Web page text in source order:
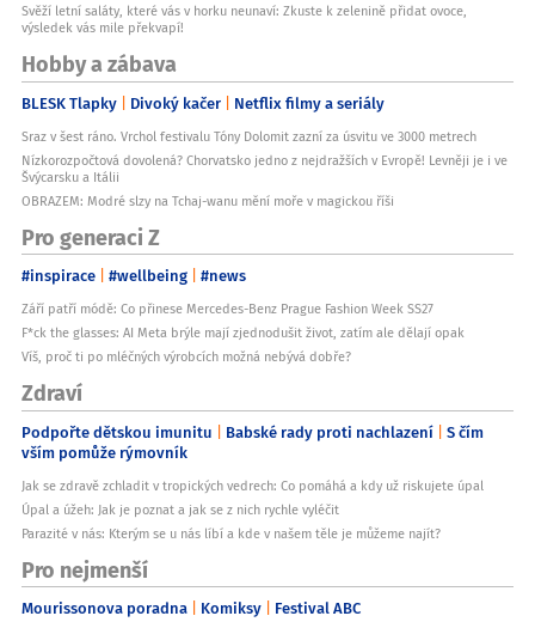
Svěží letní saláty, které vás v horku neunaví: Zkuste k zelenině přidat ovoce,
výsledek vás mile překvapí!
Hobby a zábava
BLESK Tlapky Divoký kačer Netflix filmy a seriály
Sraz v šest ráno. Vrchol festivalu Tóny Dolomit zazní za úsvitu ve 3000 metrech
Nízkorozpočtová dovolená? Chorvatsko jedno z nejdražších v Evropě! Levněji je i ve
Švýcarsku a Itálii
OBRAZEM: Modré slzy na Tchaj-wanu mění moře v magickou říši
Pro generaci Z
#inspirace #wellbeing #news
Září patří módě: Co přinese Mercedes-Benz Prague Fashion Week SS27
F*ck the glasses: AI Meta brýle mají zjednodušit život, zatím ale dělají opak
Víš, proč ti po mléčných výrobcích možná nebývá dobře?
Zdraví
Podpořte dětskou imunitu Babské rady proti nachlazení S čím
vším pomůže rýmovník
Jak se zdravě zchladit v tropických vedrech: Co pomáhá a kdy už riskujete úpal
Úpal a úžeh: Jak je poznat a jak se z nich rychle vyléčit
Parazité v nás: Kterým se u nás líbí a kde v našem těle je můžeme najít?
Pro nejmenší
Mourissonova poradna Komiksy Festival ABC